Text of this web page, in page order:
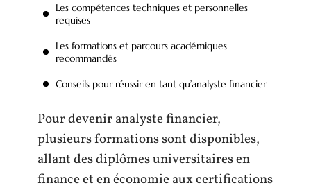
Les compétences techniques et personnelles
requises
Les formations et parcours académiques
recommandés
Conseils pour réussir en tant qu’analyste financier
Pour devenir analyste financier,
plusieurs formations sont disponibles,
allant des diplômes universitaires en
finance et en économie aux certifications